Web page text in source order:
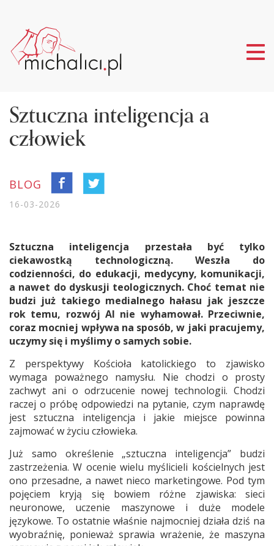
Sztuczna inteligencja a
człowiek
BLOG
16-03-2026
Sztuczna inteligencja przestała być tylko
ciekawostką technologiczną. Weszła do
codzienności, do edukacji, medycyny, komunikacji,
a nawet do dyskusji teologicznych. Choć temat nie
budzi już takiego medialnego hałasu jak jeszcze
rok temu, rozwój AI nie wyhamował. Przeciwnie,
coraz mocniej wpływa na sposób, w jaki pracujemy,
uczymy się i myślimy o samych sobie.
Z perspektywy Kościoła katolickiego to zjawisko
wymaga poważnego namysłu. Nie chodzi o prosty
zachwyt ani o odrzucenie nowej technologii. Chodzi
raczej o próbę odpowiedzi na pytanie, czym naprawdę
jest sztuczna inteligencja i jakie miejsce powinna
zajmować w życiu człowieka.
Już samo określenie „sztuczna inteligencja” budzi
zastrzeżenia. W ocenie wielu myślicieli kościelnych jest
ono przesadne, a nawet nieco marketingowe. Pod tym
pojęciem kryją się bowiem różne zjawiska: sieci
neuronowe, uczenie maszynowe i duże modele
językowe. To ostatnie właśnie najmocniej działa dziś na
wyobraźnię, ponieważ sprawia wrażenie, że maszyna